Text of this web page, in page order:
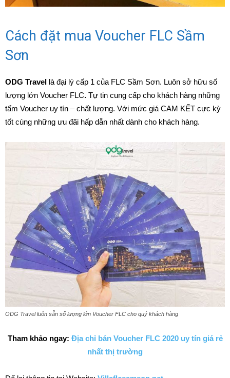
Cách đặt mua Voucher FLC Sầm
Sơn
ODG Travel là đại lý cấp 1 của FLC Sầm Sơn. Luôn sở hữu số
lượng lớn Voucher FLC. Tự tin cung cấp cho khách hàng những
tấm Voucher uy tín – chất lượng. Với mức giá CAM KẾT cực kỳ
tốt cùng những ưu đãi hấp dẫn nhất dành cho khách hàng.
ODG Travel luôn sẵn số lượng lớn Voucher FLC cho quý khách hàng
Tham khảo ngay: Địa chỉ bán Voucher FLC 2020 uy tín giá rẻ
nhất thị trường